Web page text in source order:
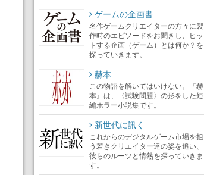
ゲームの企画書
名作ゲームクリエイターの方々に製
作時のエピソードをお聞きし、ヒッ
トする企画（ゲーム）とは何か？を
探っていきます。
赫本
この物語を解いてはいけない。『赫
本』は、〈試験問題〉の形をした短
編ホラー小説集です。
新世代に訊く
これからのデジタルゲーム市場を担
う若きクリエイター達の姿を追い、
彼らのルーツと情熱を探っていきま
す。